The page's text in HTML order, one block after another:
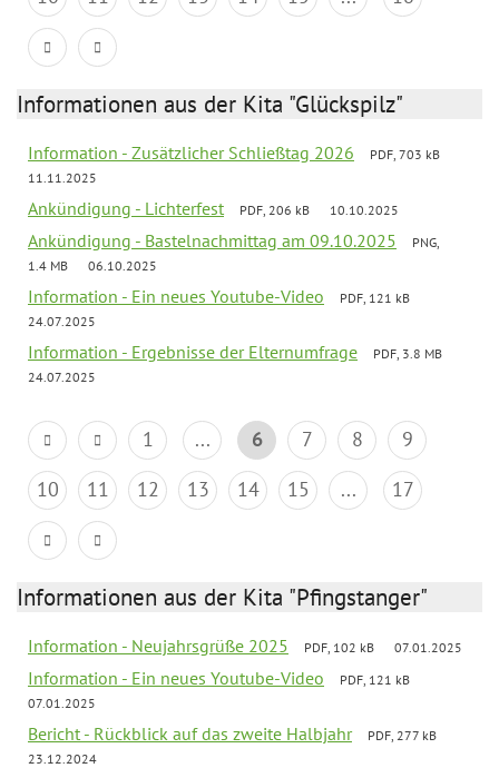
Informationen aus der Kita "Glückspilz"
Information - Zusätzlicher Schließtag 2026
PDF, 703 kB
11.11.2025
Ankündigung - Lichterfest PDF, 206 kB 10.10.2025
Ankündigung - Bastelnachmittag am 09.10.2025
PNG,
1.4 MB
06.10.2025
Information - Ein neues Youtube-Video
PDF, 121 kB
24.07.2025
Information - Ergebnisse der Elternumfrage
PDF, 3.8 MB
24.07.2025
1 ... 6 7 8
9
10
11 12 13 14 15 ... 17
Informationen aus der Kita "Pfingstanger"
Information - Neujahrsgrüße 2025 PDF, 102 kB 07.01.2025
Information - Ein neues Youtube-Video
PDF, 121 kB
07.01.2025
Bericht - Rückblick auf das zweite Halbjahr
PDF, 277 kB
23.12.2024